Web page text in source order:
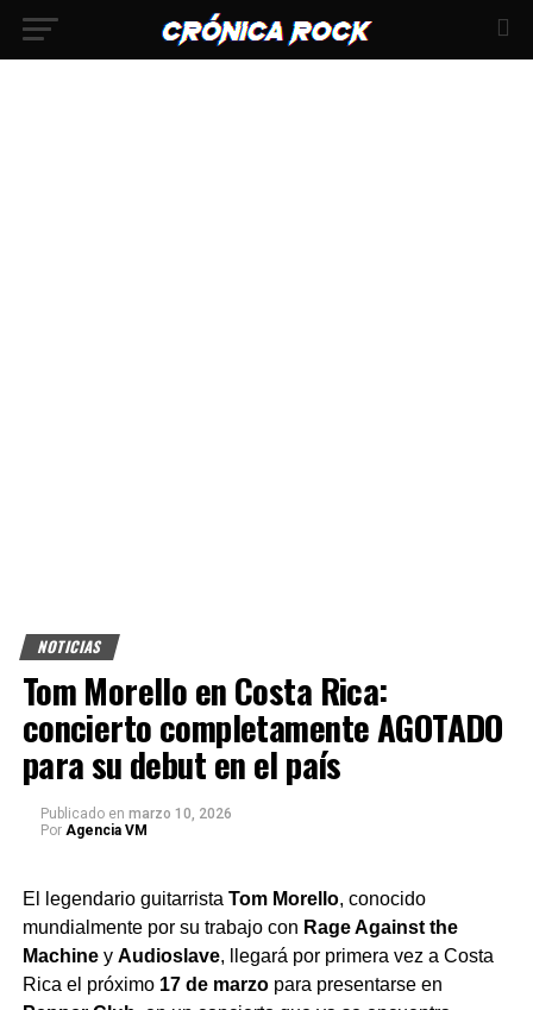
NOTICIAS
Tom Morello en Costa Rica:
concierto completamente AGOTADO
para su debut en el país
Publicado en marzo 10, 2026
Por Agencia VM
El legendario guitarrista Tom Morello, conocido
mundialmente por su trabajo con Rage Against the
Machiney Audioslave, llegará por primera vez a Costa
Rica el próximo 17 de marzopara presentarse en